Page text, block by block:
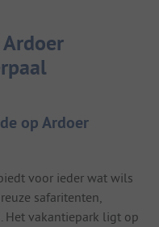
op Ardoer
voor ieder wat wils
safaritenten,
Het vakantiepark ligt op